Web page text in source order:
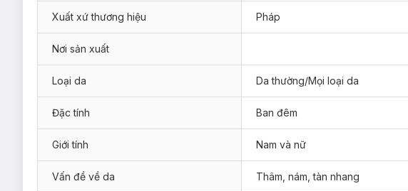
Xuất xứ thương hiệu Pháp
Nơi sản xuất
Loại da Da thường/Mọi loại da
Đặc tính Ban đêm
Giới tính Nam và nữ
Vấn đề về da Thâm, nám, tàn nhang